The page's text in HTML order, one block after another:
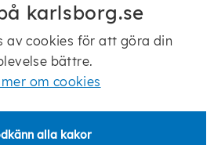
en fungerande torghandel
styr när, var och hur
Läs mer om torghandeln i
karlsborg.se.
karlsborg.se
av cookies för att göra din
bättre.
om cookies
alla kakor